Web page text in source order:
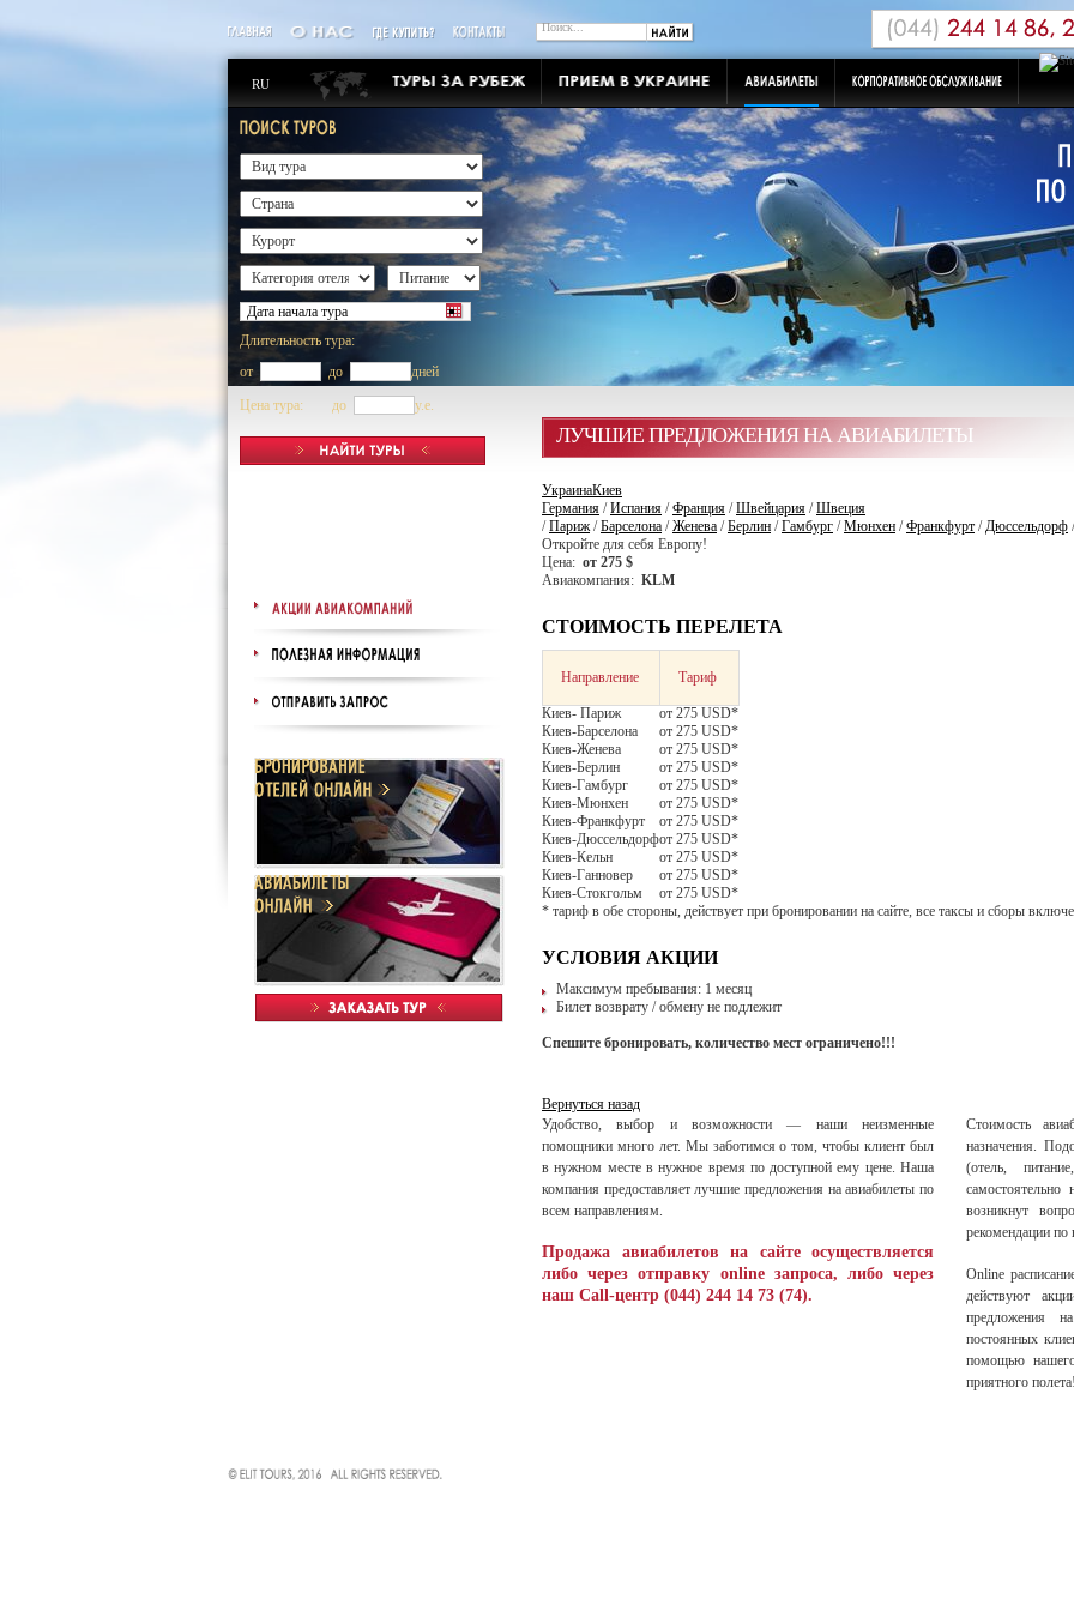
RU
Длительность тура:
от
до
дней
Цена тура: до
y.e.
ЛУЧШИЕ ПРЕДЛОЖЕНИЯ НА АВИАБИЛЕТЫ
УкраинаКиев
Германия /Испания /Франция /Швейцария /Швеция
/Париж/Барселона /Женева /Берлин /Гамбург /Мюнхен /Франкфурт /Дюссельдорф
Откройте для себя Европу!
Цена: от 275 $
Авиакомпания: KLM
СТОИМОСТЬ ПЕРЕЛЕТА
Направление Тариф
Киев- Париж
от 275 USD*
Киев-Барселона
от 275 USD*
Киев-Женева
от 275 USD*
Киев-Берлин
от 275 USD*
Киев-Гамбург
от 275 USD*
Киев-Мюнхен
от 275 USD*
Киев-Франкфурт
от 275 USD*
Киев-Дюссельдорфот 275 USD*
Киев-Кельн
от 275 USD*
Киев-Ганновер
от 275 USD*
Киев-Стокгольм
от 275 USD*
* тариф в обе стороны, действует при бронировании на сайте, все таксы и сборы
УСЛОВИЯ АКЦИИ
Максимум пребывания: 1 месяц
Билет возврату / обмену не подлежит
Спешите бронировать, количество мест ограничено!!!
Вернуться назад
Удобство, выбор и возможности — наши неизменные
помощники много лет. Мы заботимся о том, чтобы клиент был
в нужном месте в нужное время по доступной ему цене. Наша
компания предоставляет лучшие предложения на авиабилеты по
всем направлениям.
Продажа авиабилетов на сайте осуществляется
либо через отправку online запроса, либо через
наш Call-центр (044) 244 14 73 (74).
Стоимость
назначения.
(отель,
возникнут
рекомендации по
Оnline
действуют
предложения
постоянных
помощью
приятного